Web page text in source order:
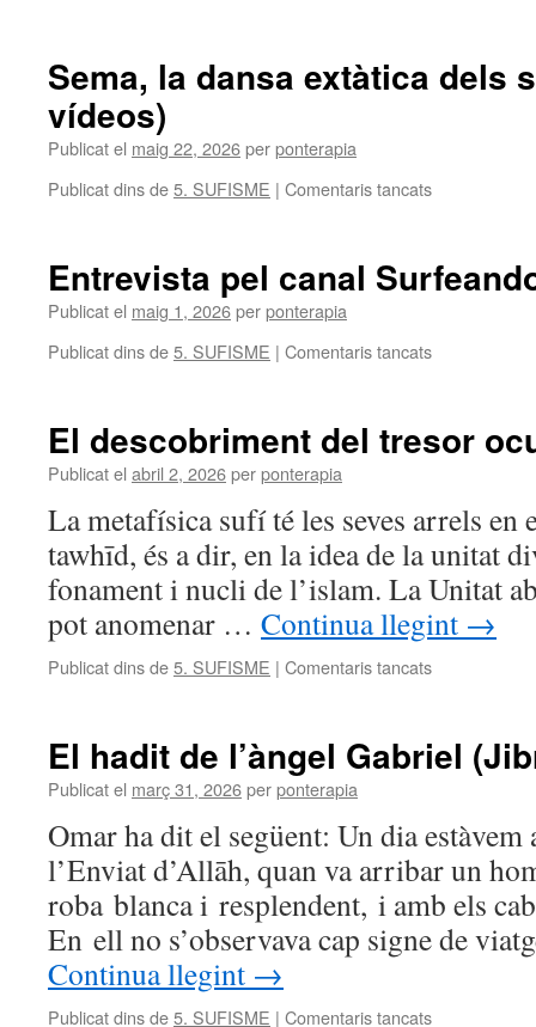
Sema, la dansa extàtica dels
vídeos)
Publicat el maig 22, 2026perponterapia
Publicat dins de5. SUFISME | Comentaris tancatsa
extàtica
(definició
Entrevista pel canal
Publicat el maig 1, 2026perponterapia
Publicat dins de5. SUFISME | Comentaris tancatsa
Surfeando
Yuga
El descobriment del tresor
Publicat el abril 2, 2026perponterapia
La metafísica sufí té les seves arrels en
tawhīd, és a dir, en la idea de la unitat
fonament i nucli de l’islam. La Unitat
pot anomenar … Continua llegint →
Publicat dins de5. SUFISME | Comentaris tancatsa
tresor
El hadit de l’àngel Gabriel
Publicat el març 31, 2026perponterapia
Omar ha dit el següent: Un dia estàvem
l’Enviat d’Allāh, quan va arribar un
roba blanca i resplendent, i amb els
En ell no s’observava cap signe de
Continua llegint →
Publicat dins de5. SUFISME | Comentaris tancatsa